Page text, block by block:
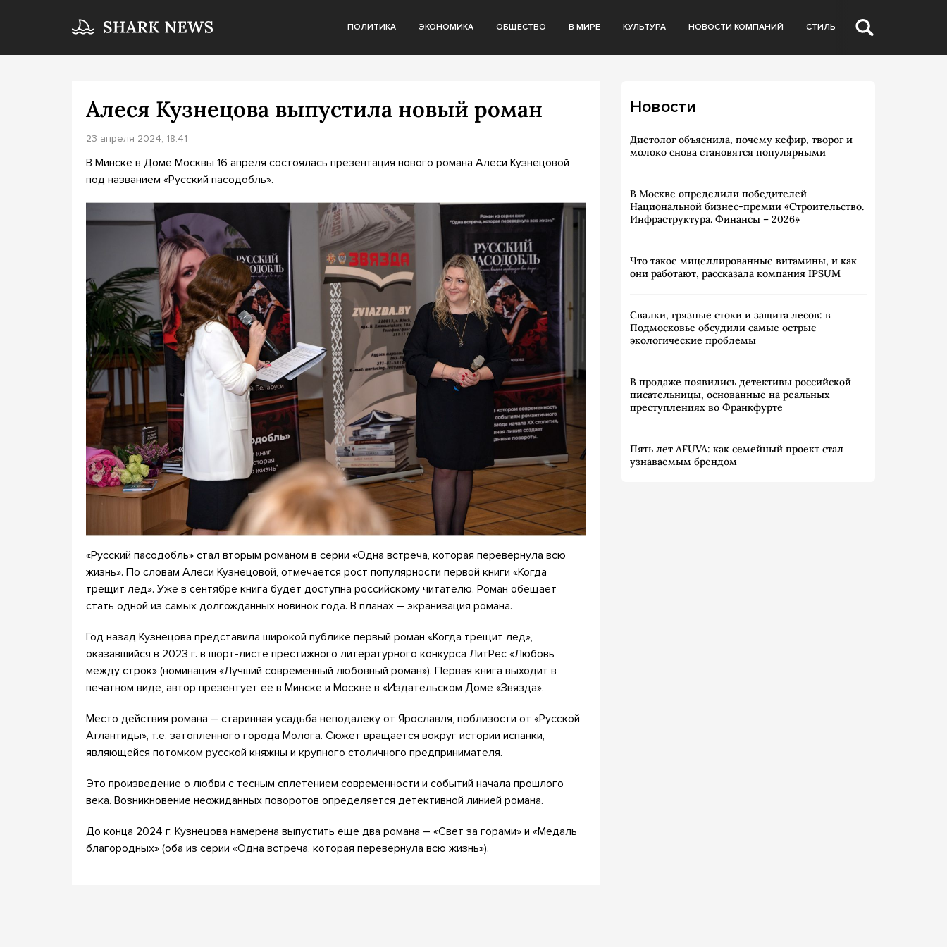
ПОЛИТИКА ЭКОНОМИКА ОБЩЕСТВО В МИРЕ КУЛЬТУРА НОВОСТИ КОМПАНИЙ СТИЛЬ
Алеся Кузнецова выпустила новый роман
23 апреля 2024, 18:41
В Минске в Доме Москвы 16 апреля состоялась презентация нового романа Алеси Кузнецовой
под названием «Русский пасодобль».
«Русский пасодобль» стал вторым романом в серии «Одна встреча, которая перевернула всю
жизнь». По словам Алеси Кузнецовой, отмечается рост популярности первой книги «Когда
трещит лед». Уже в сентябре книга будет доступна российскому читателю. Роман обещает
стать одной из самых долгожданных новинок года. В планах – экранизация романа.
Год назад Кузнецова представила широкой публике первый роман «Когда трещит лед»,
оказавшийся в 2023 г. в шорт-листе престижного литературного конкурса ЛитРес «Любовь
между строк» (номинация «Лучший современный любовный роман»). Первая книга выходит в
печатном виде, автор презентует ее в Минске и Москве в «Издательском Доме «Звязда».
Место действия романа – старинная усадьба неподалеку от Ярославля, поблизости от «Русской
Атлантиды», т.е. затопленного города Молога. Сюжет вращается вокруг истории испанки,
являющейся потомком русской княжны и крупного столичного предпринимателя.
Это произведение о любви с тесным сплетением современности и событий начала прошлого
века. Возникновение неожиданных поворотов определяется детективной линией романа.
До конца 2024 г. Кузнецова намерена выпустить еще два романа – «Свет за горами» и «Медаль
благородных» (оба из серии «Одна встреча, которая перевернула всю жизнь»).
Новости
Диетолог объяснила, почему кефир, творог и
молоко снова становятся популярными
В Москве определили победителей
Национальной бизнес-премии «Строительство.
Инфраструктура. Финансы – 2026»
Что такое мицеллированные витамины, и как
они работают, рассказала компания IPSUM
Свалки, грязные стоки и защита лесов: в
Подмосковье обсудили самые острые
экологические проблемы
В продаже появились детективы российской
писательницы, основанные на реальных
преступлениях во Франкфурте
Пять лет AFUVA: как семейный проект стал
узнаваемым брендом